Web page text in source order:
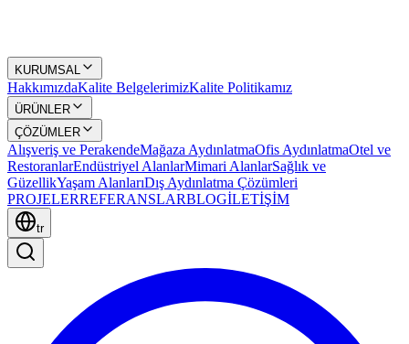
KURUMSAL
HakkımızdaKalite BelgelerimizKalite Politikamız
ÜRÜNLER
ÇÖZÜMLER
Alışveriş ve PerakendeMağaza AydınlatmaOfis AydınlatmaOtel ve
RestoranlarEndüstriyel AlanlarMimari AlanlarSağlık ve
GüzellikYaşam AlanlarıDış Aydınlatma Çözümleri
PROJELERREFERANSLARBLOGİLETİŞİM
tr